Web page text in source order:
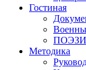
Гостиная
Методика